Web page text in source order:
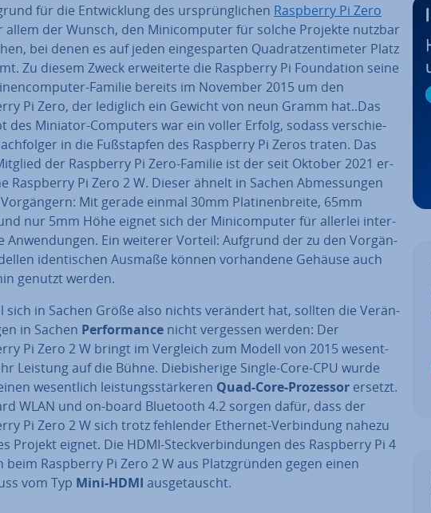
für die Ent­wick­lung des ur­sprüng­li­chen Raspberry Pi Zero
allem der Wunsch, den Mi­ni­com­pu­ter für solche Projekte nutzbar
bei denen es auf jeden ein­ge­spar­ten Qua­drat­zen­ti­me­ter Platz
Zu diesem Zweck er­wei­ter­te die Raspberry Pi Foun­da­ti­on seine
Familie bereits im November 2015 um den
Pi Zero, der lediglich ein Gewicht von neun Gramm hat..Das
des Miniator-Computers war ein voller Erfolg, sodass ver­schie­
in die Fuß­stap­fen des Raspberry Pi Zeros traten. Das
der Raspberry Pi Zero-Familie ist der seit Oktober 2021 er­
Raspberry Pi Zero 2 W. Dieser ähnelt in Sachen Ab­mes­sun­gen
Mit gerade einmal 30mm Pla­ti­nen­brei­te, 65mm
nur 5mm Höhe eignet sich der Mi­ni­com­pu­ter für allerlei in­ter­
An­wen­dun­gen. Ein weiterer Vorteil: Aufgrund der zu den Vor­gän­
iden­ti­schen Ausmaße können vor­han­de­ne Gehäuse auch
genutzt werden.
sich in Sachen Größe also nichts verändert hat, sollten die Ver­än­
in Sachen Per­for­mance nicht vergessen werden: Der
Pi Zero 2 W bringt im Vergleich zum Modell von 2015 we­sent­
Leistung auf die Bühne. Die­bis­he­ri­ge Single-Core-CPU wurde
we­sent­lich leis­tungs­stär­ke­ren Quad-Core-Prozessor ersetzt.
WLAN und on-board Bluetooth 4.2 sorgen dafür, dass der
Pi Zero 2 W sich trotz fehlender Ethernet-Ver­bin­dung nahezu
Projekt eignet. Die HDMI-Steck­ver­bin­dun­gen des Raspberry Pi 4
beim Raspberry Pi Zero 2 W aus Platz­grün­den gegen einen
vom Typ Mini-HDMI aus­ge­tauscht.